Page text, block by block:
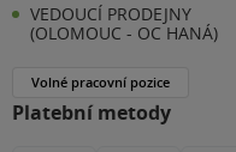
VEDOUCÍ PRODEJNY
(OLOMOUC - OC HANÁ)
Volné pracovní pozice
Platební metody